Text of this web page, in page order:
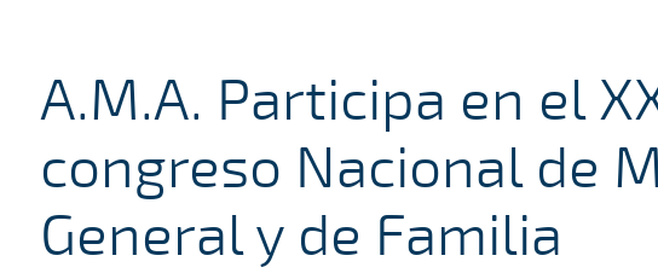
A.M.A. Participa en el
congreso Nacional de
General y de Familia